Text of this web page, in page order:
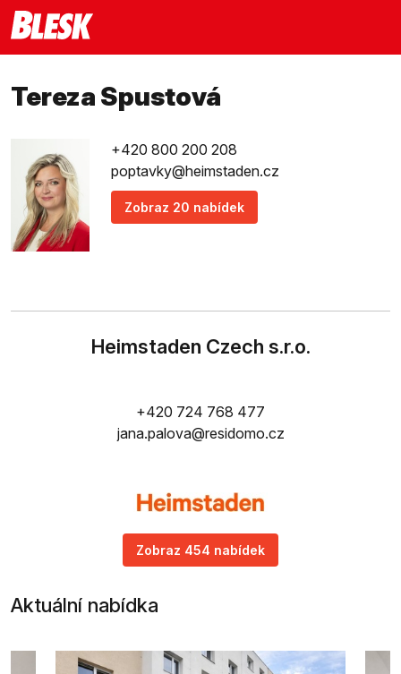
Tereza Spustová
+420 800 200 208
poptavky@heimstaden.cz
Zobraz 20 nabídek
Heimstaden Czech s.r.o.
+420 724 768 477
jana.palova@residomo.cz
Zobraz 454 nabídek
Aktuální nabídka